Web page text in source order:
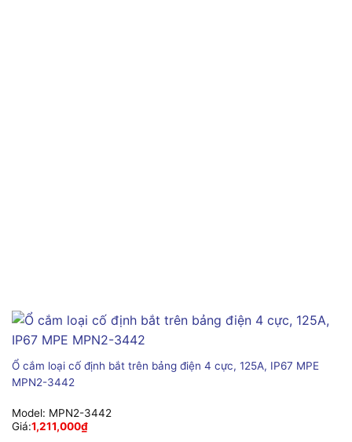
Ổ cắm loại cố định bắt trên bảng điện 4 cực, 125A, IP67 MPE
MPN2-3442
Model: MPN2-3442
Giá:1,211,000₫